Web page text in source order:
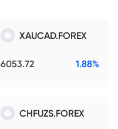
XAUCAD.FOREX
6053.72 1.88%
CHFUZS.FOREX